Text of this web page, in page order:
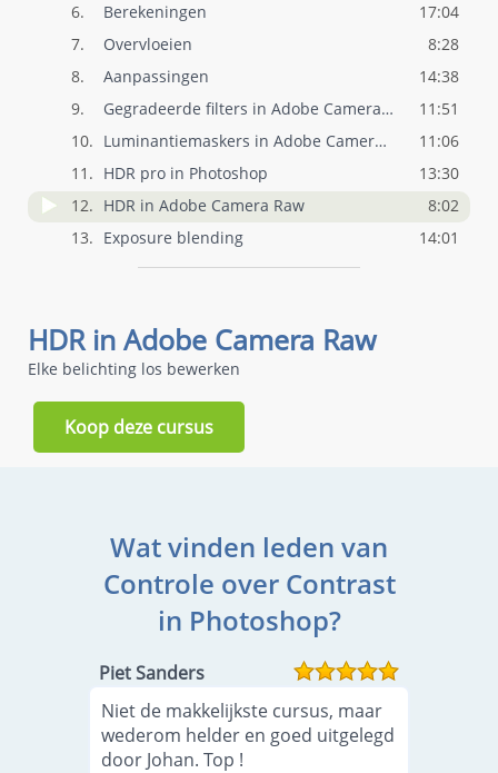
6.
Berekeningen
17:04
7.
Overvloeien
8:28
8.
Aanpassingen
14:38
9.
Gegradeerde filters in Adobe Camera Raw
11:51
10.
Luminantiemaskers in Adobe Camera Raw
11:06
11. HDR pro in Photoshop
13:30
12. HDR in Adobe Camera Raw
8:02
13. Exposure blending 14:01
HDR in Adobe Camera Raw
Elke belichting los bewerken
Koop deze cursus
Wat vinden leden van
Controle over Contrast
in Photoshop?
Piet Sanders
Niet de makkelijkste cursus, maar
wederom helder en goed uitgelegd
door Johan. Top !